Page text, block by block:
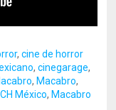
,cine de horror
,cinegarage,
, Macabro,
México, Macabro